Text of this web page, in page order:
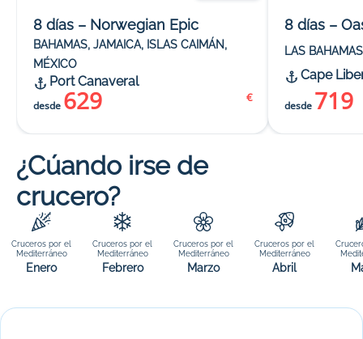
8 días – Norwegian Epic
BAHAMAS, JAMAICA, ISLAS CAIMÁN,
MÉXICO
Port Canaveral
desde 629 €
8 días –
LAS BAHAMAS
Cape
desde 719
¿Cúando irse de
crucero?
Cruceros por el
Mediterráneo
Enero
Cruceros por el
Mediterráneo
Febrero
Cruceros por el
Mediterráneo
Marzo
Cruceros por el
Mediterráneo
Abril